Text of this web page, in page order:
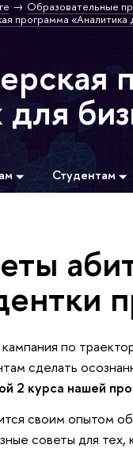
Образовательные
программа «Аналитика
Студентам
по
сделать
2 курса нашей
своим опытом
советы для тех,